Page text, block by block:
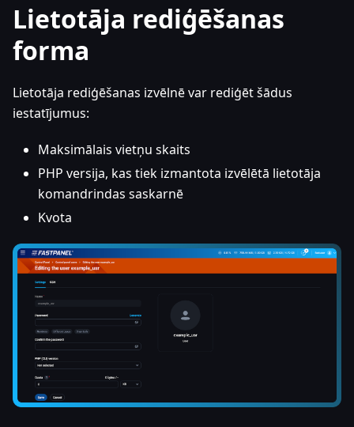
Lietotāja rediģēšanas
forma
Lietotāja rediģēšanas izvēlnē var rediģēt šādus
iestatījumus:
Maksimālais vietņu skaits
PHP versija, kas tiek izmantota izvēlētā lietotāja
komandrindas saskarnē
Kvota